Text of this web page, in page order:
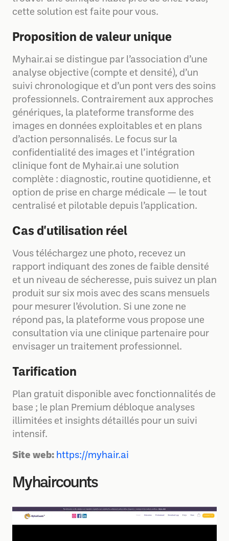
cette solution est faite pour vous.
Proposition de valeur unique
Myhair.ai se distingue par l’association d’une
analyse objective (compte et densité), d’un
suivi chronologique et d’un pont vers des soins
professionnels. Contrairement aux approches
génériques, la plateforme transforme des
images en données exploitables et en plans
d’action personnalisés. Le focus sur la
confidentialité des images et l’intégration
clinique font de Myhair.ai une solution
complète : diagnostic, routine quotidienne, et
option de prise en charge médicale — le tout
centralisé et pilotable depuis l’application.
Cas d'utilisation réel
Vous téléchargez une photo, recevez un
rapport indiquant des zones de faible densité
et un niveau de sécheresse, puis suivez un plan
produit sur six mois avec des scans mensuels
pour mesurer l’évolution. Si une zone ne
répond pas, la plateforme vous propose une
consultation via une clinique partenaire pour
envisager un traitement professionnel.
Tarification
Plan gratuit disponible avec fonctionnalités de
base ; le plan Premium débloque analyses
illimitées et insights détaillés pour un suivi
intensif.
Site web: https://myhair.ai
Myhaircounts